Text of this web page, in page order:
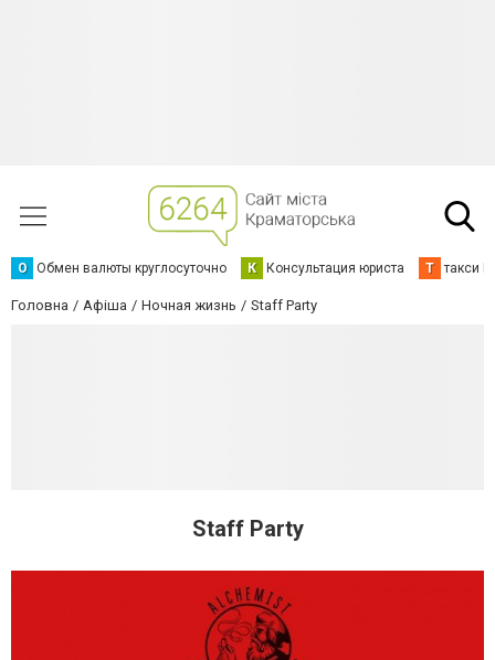
О Обмен валюты круглосуточно К Консультация юриста Т такси
Головна Афіша Ночная жизнь Staff Party
Staff Party